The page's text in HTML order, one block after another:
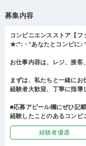
募集内容
コンビニエンスストア【フ
★:*:・°あなたとコンビに♪
お仕事内容は、レジ、接客
まずは、私たちと一緒にお
経験者大歓迎、丁寧に指導
■応募アピール欄にぜひ記
経験したことのあるコンビ
経験者優遇